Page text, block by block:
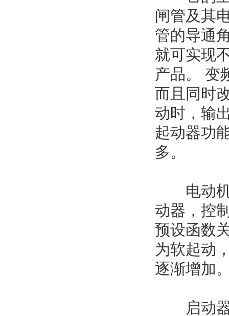
闸管及其
管的导通
就可实现
产品。 变
而且同时
动时，输
起动器功
多。
电动机
动器，控
预设函数
为软起动
逐渐增加
启动器